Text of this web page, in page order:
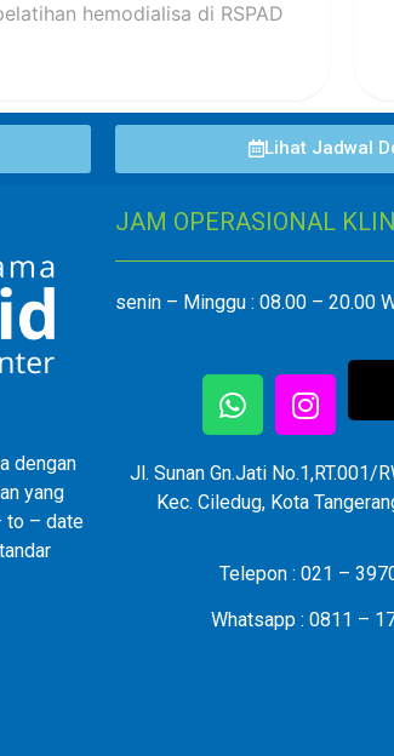
hemodialisa di RSPAD
Lihat Jadwal
dengan
yang
to – date
JAM OPERASIONAL
senin – Minggu : 08.00 – 20.00
Jl. Sunan Gn.Jati No.1,RT.001/
Kec. Ciledug, Kota
Telepon : 021 –
Whatsapp : 0811 –